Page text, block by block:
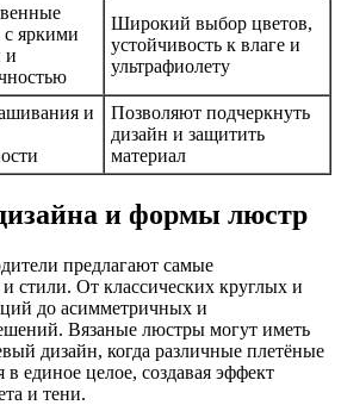
с яркими
и
Широкий выбор цветов,
устойчивость к влаге и
ультрафиолету
и
Позволяют подчеркнуть
дизайн и защитить
материал
и формы люстр
предлагают самые
стили. От классических круглых и
до асимметричных и
Вязаные люстры могут иметь
дизайн, когда различные плетёные
единое целое, создавая эффект
и тени.